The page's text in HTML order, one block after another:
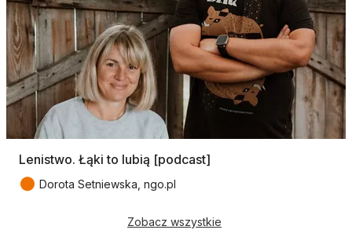
Lenistwo. Łąki to lubią [podcast]
● Dorota Setniewska, ngo.pl
Zobacz wszystkie